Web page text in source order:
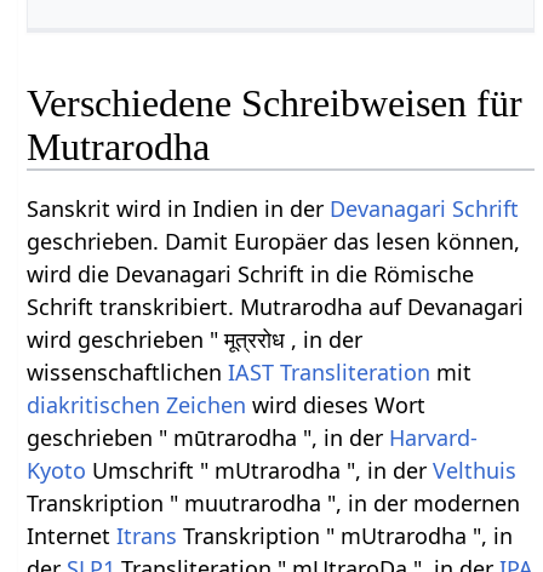
Verschiedene Schreibweisen für
Mutrarodha
Sanskrit wird in Indien in der Devanagari Schrift
geschrieben. Damit Europäer das lesen können,
wird die Devanagari Schrift in die Römische
Schrift transkribiert. Mutrarodha auf Devanagari
wird geschrieben " मूत्ररोध , in der
wissenschaftlichenIAST Transliteration mit
diakritischen Zeichen wird dieses Wort
geschrieben " mūtrarodha ", in der Harvard-
Kyoto Umschrift " mUtrarodha ", in derVelthuis
Transkription " muutrarodha ", in der modernen
InternetItrans Transkription " mUtrarodha ", in